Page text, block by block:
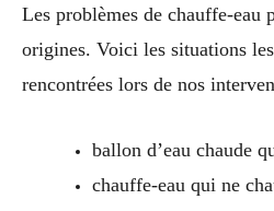
Les problèmes de chauffe-eau
origines. Voici les situations
rencontrées lors de nos
ballon d’eau chaude
chauffe-eau qui ne